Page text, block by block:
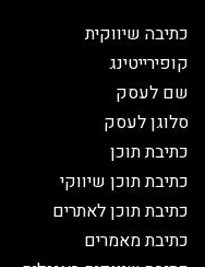
כתיבה שיווקית
קופירייטינג
שם לעסק
סלוגן לעסק
כתיבת תוכן
כתיבת תוכן שיווקי
כתיבת תוכן לאתרים
כתיבת מאמרים